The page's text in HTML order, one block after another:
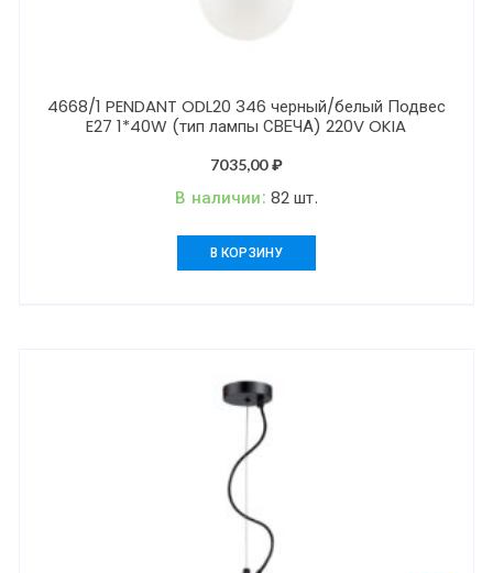
4668/1 PENDANT ODL20 346 черный/белый Подвес
E27 1*40W (тип лампы СВЕЧА) 220V OKIA
7035,00₽
В наличии: 82 шт.
В КОРЗИНУ